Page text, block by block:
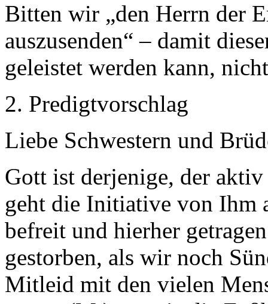
Bitten wir „den Herrn der
auszusenden“ – damit
geleistet werden kann,
2. Predigtvorschlag
Liebe Schwestern und
Gott ist derjenige, der
geht die Initiative von Ihm
befreit und hierher
gestorben, als wir noch
Mitleid mit den vielen